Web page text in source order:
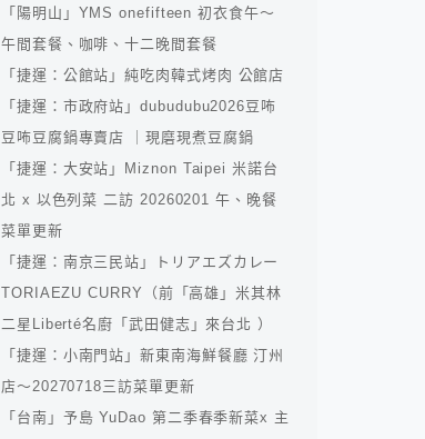
「陽明山」YMS onefifteen 初衣食午～
午間套餐、咖啡、十二晚間套餐
「捷運：公館站」純吃肉韓式烤肉 公館店
「捷運：市政府站」dubudubu2026豆咘
豆咘豆腐鍋專賣店 ｜現磨現煮豆腐鍋
「捷運：大安站」Miznon Taipei 米諾台
北 x 以色列菜 二訪 20260201 午、晚餐
菜單更新
「捷運：南京三民站」トリアエズカレー
TORIAEZU CURRY（前「高雄」米其林
二星Liberté名廚「武田健志」來台北 ）
「捷運：小南門站」新東南海鮮餐廳 汀州
店～20270718三訪菜單更新
「台南」予島 YuDao 第二季春季新菜x 主